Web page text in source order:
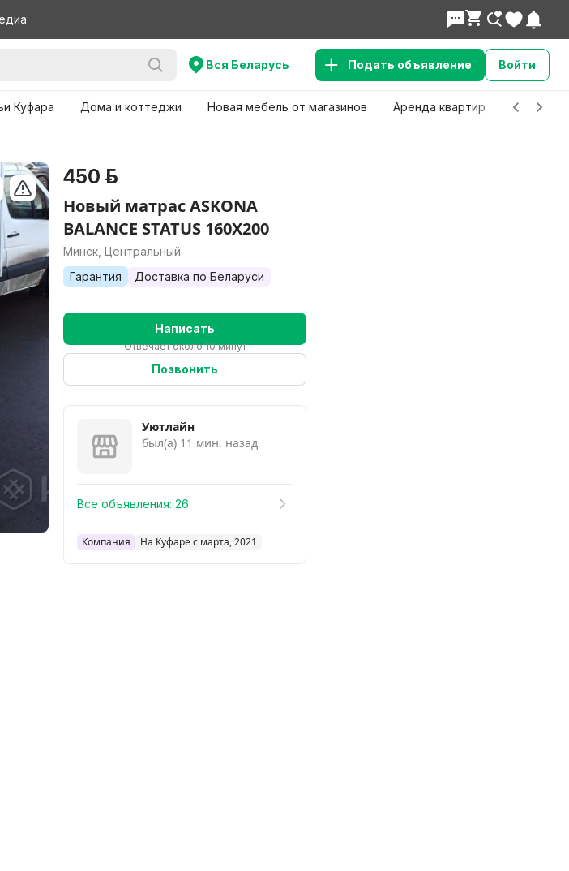
Вся Беларусь Подать объявление Войти
Куфара Дома и коттеджи Новая мебель от магазинов Аренда квартир Детские
450 р.
Новый матрас ASKONA
BALANCE STATUS 160X200
Минск, Центральный
Гарантия
Доставка по Беларуси
Написать
Отвечает около 10 минут
Позвонить
Уютлайн
был(а) 11 мин. назад
Все объявления: 26
Компания На Куфаре с марта, 2021